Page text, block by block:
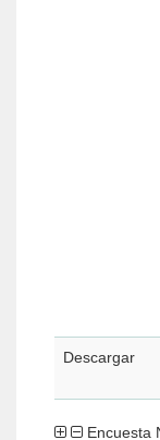
Descargar